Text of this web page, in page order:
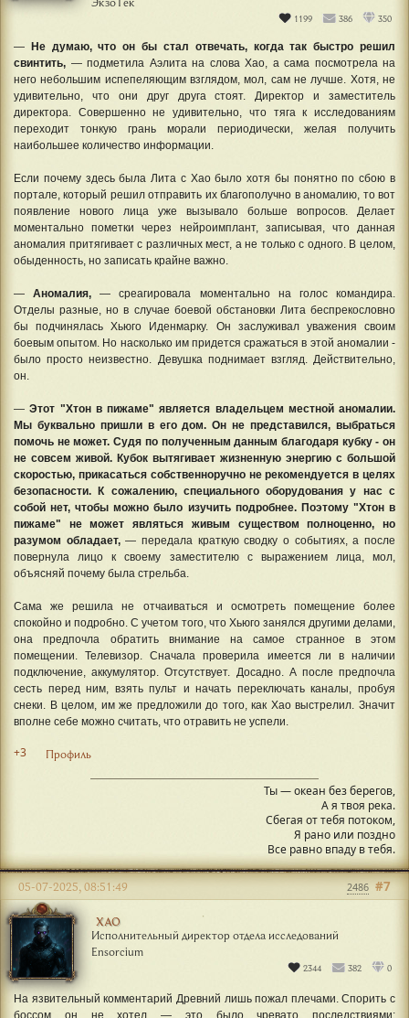
1199 386 350
— Не думаю, что он бы стал отвечать, когда так быстро решил
свинтить, — подметила Аэлита на слова Хао, а сама посмотрела на
него небольшим испепеляющим взглядом, мол, сам не лучше. Хотя, не
удивительно, что они друг друга стоят. Директор и заместитель
директора. Совершенно не удивительно, что тяга к исследованиям
переходит тонкую грань морали периодически, желая получить
наибольшее количество информации.
Если почему здесь была Лита с Хао было хотя бы понятно по сбою в
портале, который решил отправить их благополучно в аномалию, то вот
появление нового лица уже вызывало больше вопросов. Делает
моментально пометки через нейроимплант, записывая, что данная
аномалия притягивает с различных мест, а не только с одного. В целом,
обыденность, но записать крайне важно.
—Аномалия,— среагировала моментально на голос командира.
Отделы разные, но в случае боевой обстановки Лита беспрекословно
бы подчинялась Хьюго Иденмарку. Он заслуживал уважения своим
боевым опытом. Но насколько им придется сражаться в этой аномалии -
было просто неизвестно. Девушка поднимает взгляд. Действительно,
он.
— Этот "Хтон в пижаме" является владельцем местной аномалии.
Мы буквально пришли в его дом. Он не представился, выбраться
помочь не может. Судя по полученным данным благодаря кубку - он
не совсем живой. Кубок вытягивает жизненную энергию с большой
скоростью, прикасаться собственноручно не рекомендуется в целях
безопасности. К сожалению, специального оборудования у нас с
собой нет, чтобы можно было изучить подробнее. Поэтому "Хтон в
пижаме" не может являться живым существом полноценно, но
разумом обладает,— передала краткую сводку о событиях, а после
повернула лицо к своему заместителю с выражением лица, мол,
объясняй почему была стрельба.
Сама же решила не отчаиваться и осмотреть помещение более
спокойно и подробно. С учетом того, что Хьюго занялся другими делами,
она предпочла обратить внимание на самое странное в этом
помещении. Телевизор. Сначала проверила имеется ли в наличии
подключение, аккумулятор. Отсутствует. Досадно. А после предпочла
сесть перед ним, взять пульт и начать переключать каналы, пробуя
снеки. В целом, им же предложили до того, как Хао выстрелил. Значит
вполне себе можно считать, что отравить не успели.
+3 Профиль
Ты — океан без берегов,
А я твоя река.
Сбегая от тебя потоком,
Я рано или поздно
Все равно впаду в тебя.
ХАО
Исполнительный директор отдела исследований
Ensorcium
2344 382 0
#7
05-07-2025, 08:51:49 2486
На язвительный комментарий Древний лишь пожал плечами. Спорить с
боссом он не хотел — это было чревато последствиями: